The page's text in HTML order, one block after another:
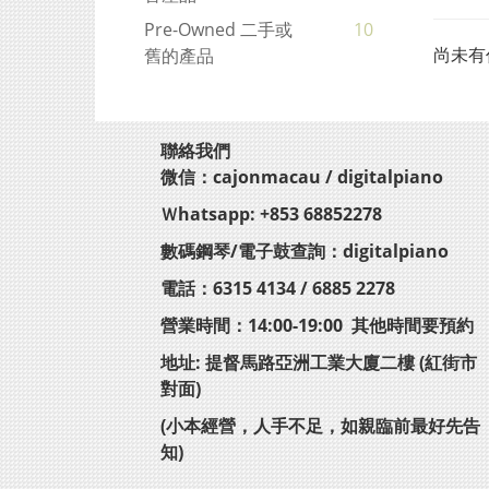
Pre-Owned 二手或
舊的產品
10
尚未
聯絡我們
微信：cajonmacau / digitalpiano
Ｗhatsapp: +853 68852278
數碼鋼琴/電子鼓查詢：digitalpiano
電話：6315 4134 / 6885 2278
營業時間：14:00-19:00 其他時間要預約
地址: 提督馬路亞洲工業大廈二樓 (紅街市
對面)
(小本經營，人手不足，如親臨前最好先告
知)